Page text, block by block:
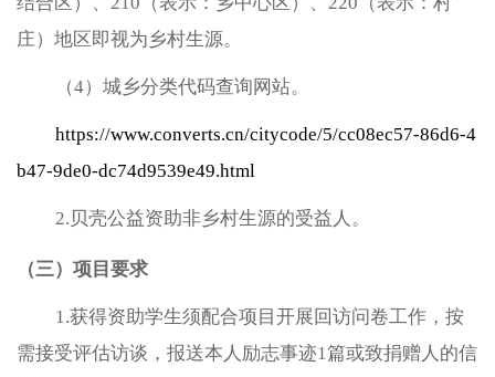
庄）地区即视为乡村生源。
（4）城乡分类代码查询网站。
https://www.converts.cn/citycode/5/cc08ec57-86d6-4
b47-9de0-dc74d9539e49.html
2.贝壳公益资助非乡村生源的受益人。
（三）项目要求
1.获得资助学生须配合项目开展回访问卷工作，按
需接受评估访谈，报送本人励志事迹1篇或致捐赠人的信